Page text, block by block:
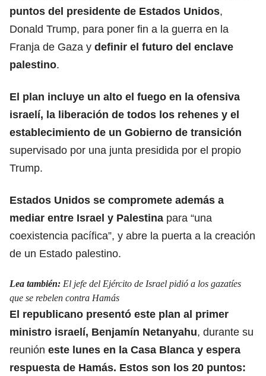
puntos del presidente de Estados Unidos,
Donald Trump, para poner fin a la guerra en la
Franja de Gaza y definir el futuro del enclave
palestino.
El plan incluye un alto el fuego en la ofensiva
israelí, la liberación de todos los rehenes y el
establecimiento de un Gobierno de transición
supervisado por una junta presidida por el propio
Trump.
Estados Unidos se compromete además a
mediar entre Israel y Palestina para “una
coexistencia pacífica”, y abre la puerta a la creación
de un Estado palestino.
Lea también: El jefe del Ejército de Israel pidió a los gazatíes
que se rebelen contra Hamás
El republicano presentó este plan al primer
ministro israelí, Benjamín Netanyahu, durante su
reunión este lunes en la Casa Blanca y espera
respuesta de Hamás. Estos son los 20 puntos: